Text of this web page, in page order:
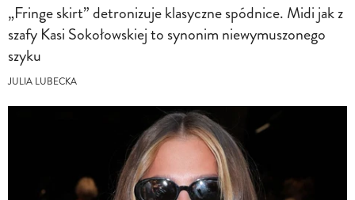
„Fringe skirt” detronizuje klasyczne spódnice. Midi jak z
szafy Kasi Sokołowskiej to synonim niewymuszonego
szyku
JULIA LUBECKA